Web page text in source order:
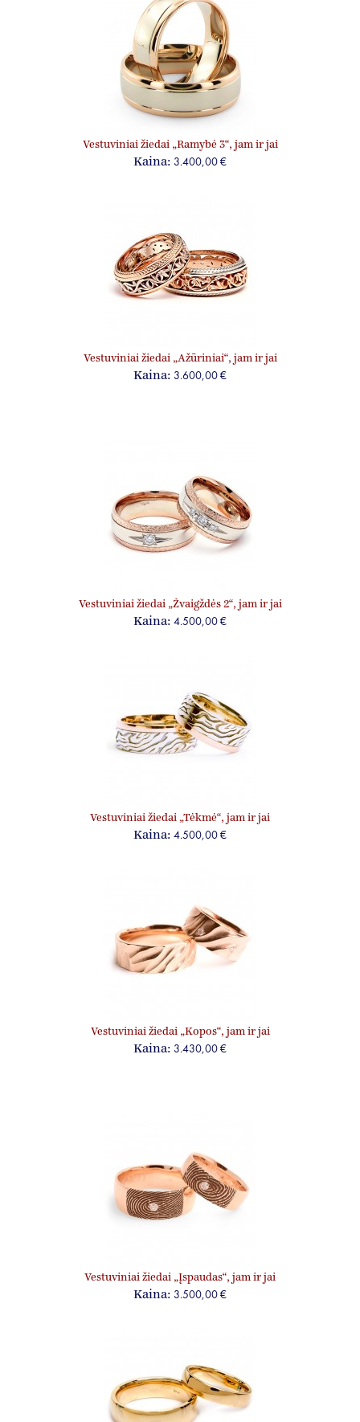
Vestuviniai žiedai „Ramybė 3“, jam ir jai
Kaina: 3.400,00 €
Vestuviniai žiedai „Ažūriniai“, jam ir jai
Kaina: 3.600,00 €
Vestuviniai žiedai „Žvaigždės 2“, jam ir jai
Kaina: 4.500,00 €
Vestuviniai žiedai „Tėkmė“, jam ir jai
Kaina: 4.500,00 €
Vestuviniai žiedai „Kopos“, jam ir jai
Kaina: 3.430,00 €
Vestuviniai žiedai „Įspaudas“, jam ir jai
Kaina: 3.500,00 €